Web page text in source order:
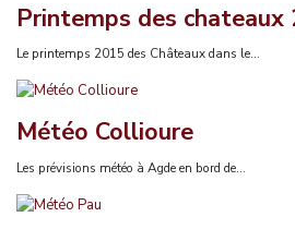
Printemps des chateaux
Le printemps 2015 des Châteaux dans le...
Météo Collioure
Les prévisions météo à Agde en bord de...